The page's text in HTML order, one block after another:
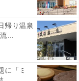
帰り温泉
...
に「ミ